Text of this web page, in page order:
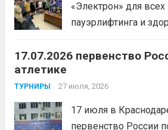
«Электрон» для
пауэрлифтинга и
с Анитой
победительницей
воспринимается как
17.07.2026 первенство
атлетике
ТУРНИРЫ 27 июля, 2026
17 июля в
первенство России